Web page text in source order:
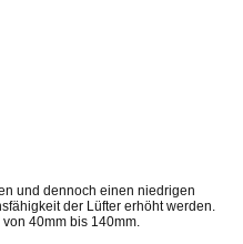
und dennoch einen niedrigen
der Lüfter erhöht werden.
40mm bis 140mm.